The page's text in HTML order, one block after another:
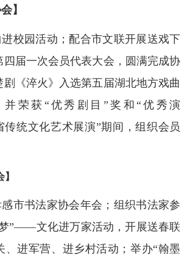
】
校园活动；配合市文联开展送戏下
四届一次会员代表大会，圆满完成协
《淬火》入选第五届湖北地方戏曲
并荣获“优秀剧目”奖和“优秀演
传统文化艺术展演”期间，组织会员
市书法家协会年会；组织书法家参
”——文化进万家活动，开展送春联
、进军营、进乡村活动；举办“翰墨